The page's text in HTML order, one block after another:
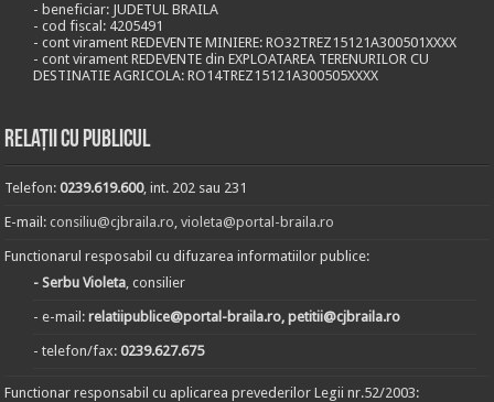
- beneficiar: JUDETUL BRAILA
- cod fiscal: 4205491
- cont virament REDEVENTE MINIERE: RO32TREZ15121A300501XXXX
- cont virament REDEVENTE din EXPLOATAREA TERENURILOR CU
DESTINATIE AGRICOLA: RO14TREZ15121A300505XXXX
Relații cu publicul
Telefon:0239.619.600, int. 202 sau 231
E-mail:consiliu@cjbraila.ro,violeta@portal-braila.ro
Functionarul resposabil cu difuzarea informatiilor publice:
- Serbu Violeta, consilier
- e-mail:relatiipublice@portal-braila.ro, petitii@cjbraila.ro
- telefon/fax:0239.627.675
Functionar responsabil cu aplicarea prevederilor Legii nr.52/2003: